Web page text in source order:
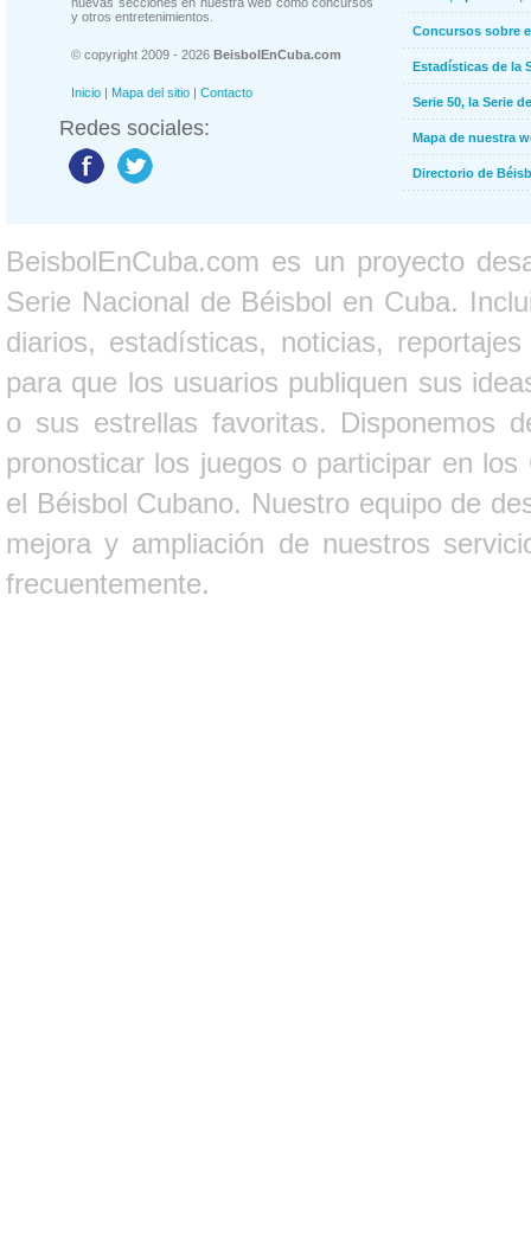
y otros entretenimientos.
© copyright 2009 - 2026 BeisbolEnCuba.com
Inicio | Mapa del sitio | Contacto
Redes sociales:
Concursos sobre
Estadísticas de la
Serie 50, la Serie
Mapa de nuestra
Directorio de
BeisbolEnCuba.com es un proyecto
Serie Nacional de Béisbol en Cuba.
diarios, estadísticas, noticias,
para que los usuarios publiquen sus
o sus estrellas favoritas. Disponemos
pronosticar los juegos o participar en
el Béisbol Cubano. Nuestro equipo de
mejora y ampliación de nuestros
frecuentemente.